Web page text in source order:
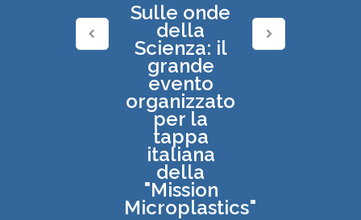
Sulle onde
della
Scienza: il
grande
evento
organizzato
per la
tappa
italiana
della
"Mission
Microplastics"